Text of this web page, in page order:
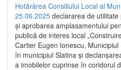
Hotărârea Consiliului Local al
25.06.2025 declararea de
și aprobarea amplasamentului
publică de interes local
Cartier Eugen Ionescu,
în municipiul Slatina și
a imobilelor cuprinse în coridorul